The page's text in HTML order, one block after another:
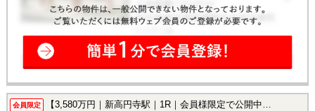
会員限定 【3,580万円｜新高円寺駅｜1R｜会員様限定で公開中！】